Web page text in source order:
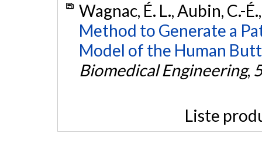
Wagnac, É. L., Aubin, C.-
Method to Generate a
Model of the Human
Biomedical Engineering,
Liste